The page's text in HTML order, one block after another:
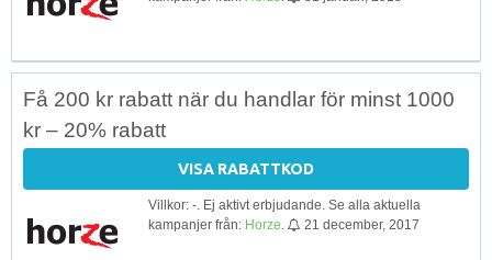
Få 200 kr rabatt när du handlar för minst 1000
kr – 20% rabatt
VISA RABATTKOD
Villkor: -. Ej aktivt erbjudande. Se alla aktuella
kampanjer från: Horze 21 december, 2017